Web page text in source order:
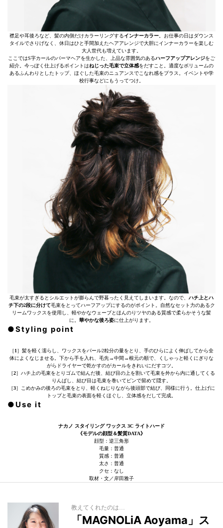
襟足や耳後ろなど、髪の内側だけカラーリングするインナーカラー 。お仕事の日はダウンス
タイルでさりげなく、休日はひと手間加えたヘアアレンジで大胆にインナーカラーを楽しむ
大人世代も増えています。
ここではS字カールのパーマヘアを生かした、上品な雰囲気のあるハーフアップアレンジをご
紹介。今っぽく仕上げるポイントはねじった毛束で立体感をだすこと。適度なボリュームの
あるふんわりとしたトップ、ほぐした毛束のニュアンスでこなれ感をプラス。イベントや学
校行事などにもうってつけ。
毛束が太すぎるとシルエットが膨らんで野暮ったく見えてしまいます。なので、 ハチ上とハ
チ下の2段に分けて毛束をとってハーフアップにするのがポイント。自然なセット力のあるク
リームワックスを使用し、軽やかなウェーブとほんのりツヤのある質感で柔らかそうな髪
に。 華やかな後ろ姿に仕上がります。
●Styling point
［1］髪を軽く濡らし、ワックスをパール2粒分の量をとり、手のひらによく伸ばしてから全
体によくなじませる。下から手を入れ、毛先→中間→根元の順で、くしゃっと軽くにぎりな
がらドライヤーで乾かすのがカールをきれいにだすコツ。
［2］ハチ上の毛束をとりゴムで結んだ後、結び目の上を割いて毛束を外から内に通してくる
りんぱし、結び目は毛束を巻いてピンで留めて隠す。
［3］こめかみの後ろの毛束をとり、軽くねじりながら後頭部で結び、同様に行う。仕上げに
トップと毛束の表面を軽くほぐし、立体感をだして完成。
●Use it
ナカノ スタイリング ワックス 3C ライトハード
《モデルの顔型＆髪質DATA》
顔型：逆三角形
毛量：普通
質感：普通
太さ：普通
クセ：なし
取材・文／岸田雅子
教えてくれたのは…
「MAGNOLiA Aoyama」ス